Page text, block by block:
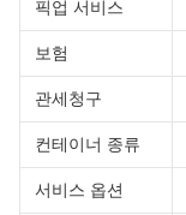
픽업 서비스
보험
관세청구
컨테이너 종류
서비스 옵션